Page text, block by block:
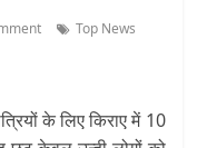
Top News
के लिए किराए में 10